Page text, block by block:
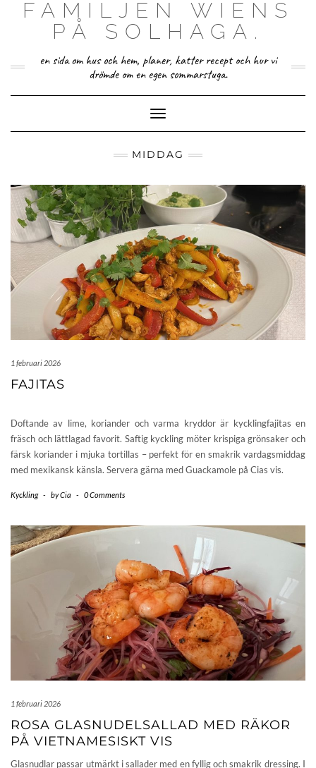
FAMILJEN WIENS
PÅ SOLHAGA.
en sida om hus och hem, planer, katter recept och hur vi
drömde om en egen sommarstuga.
Toggle Navigation
MIDDAG
1 februari 2026
FAJITAS
Doftande av lime, koriander och varma kryddor är kycklingfajitas en
fräsch och lättlagad favorit. Saftig kyckling möter krispiga grönsaker och
färsk koriander i mjuka tortillas – perfekt för en smakrik vardagsmiddag
med mexikansk känsla. Servera gärna med Guackamole på Cias vis.
Kyckling - byCia - 0 Comments
1 februari 2026
ROSA GLASNUDELSALLAD MED RÄKOR
PÅ VIETNAMESISKT VIS
Glasnudlar passar utmärkt i sallader med en fyllig och smakrik dressing. I